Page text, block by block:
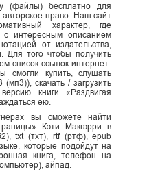
(файлы) бесплатно для
авторское право. Наш сайт
характер, где
с интересным описанием
от издательства,
Для того чтобы получить
список ссылок интернет-
смогли купить, слушать
(мп3)), скачать / загрузить
книги «Раздвигая
ею.
вы сможете найти
Кэти Макгэрри в
txt (тхт), rtf (ртф), epub
которые подойдут на
книга, телефон на
айпад.